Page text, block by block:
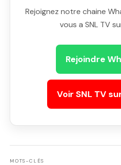
Rejoignez notre chaine
vous a SNL TV
Rejoindre
Voir SNL TV
MOTS-CLÉS